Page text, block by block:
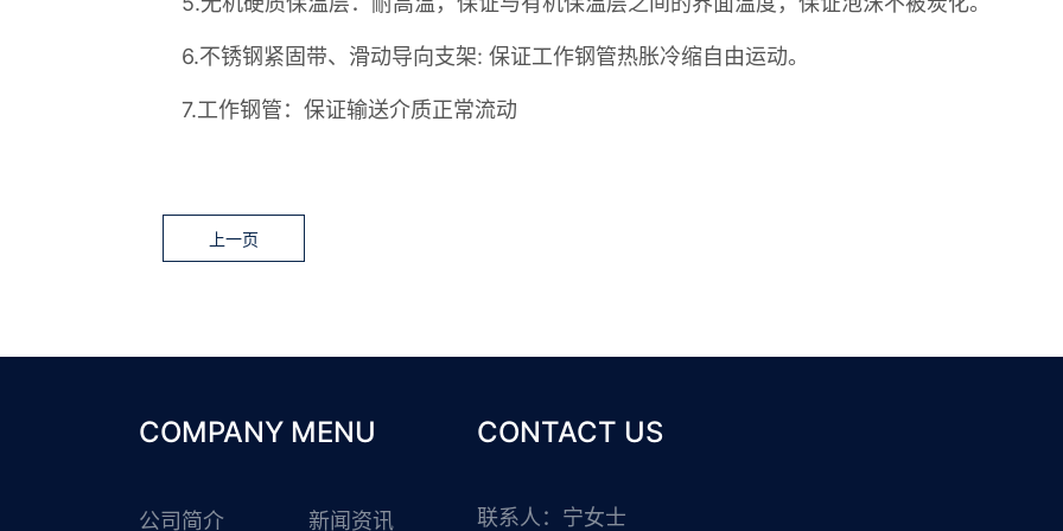
6.不锈钢紧固带、滑动导向支架: 保证工作钢管热胀冷缩自由运动。
7.工作钢管：保证输送介质正常流动
上一页
COMPANY MENU
公司简介 新闻资讯
CONTACT US
联系人：宁女士